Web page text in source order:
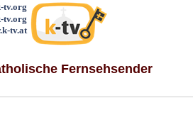
tv.org
tv.org
tv.at
Fernsehsender